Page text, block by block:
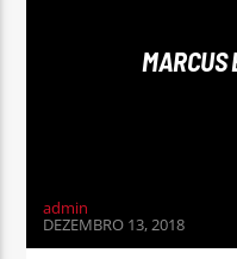
MARCUS
admin
DEZEMBRO 13, 2018